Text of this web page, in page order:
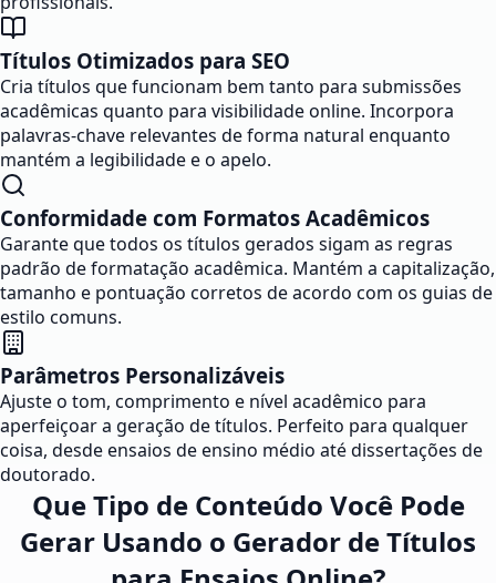
Títulos Otimizados para SEO
Cria títulos que funcionam bem tanto para submissões
acadêmicas quanto para visibilidade online. Incorpora
palavras-chave relevantes de forma natural enquanto
mantém a legibilidade e o apelo.
Conformidade com Formatos Acadêmicos
Garante que todos os títulos gerados sigam as regras
padrão de formatação acadêmica. Mantém a capitalização,
tamanho e pontuação corretos de acordo com os guias de
estilo comuns.
Parâmetros Personalizáveis
Ajuste o tom, comprimento e nível acadêmico para
aperfeiçoar a geração de títulos. Perfeito para qualquer
coisa, desde ensaios de ensino médio até dissertações de
doutorado.
Que Tipo de Conteúdo Você Pode
Gerar Usando o Gerador de Títulos